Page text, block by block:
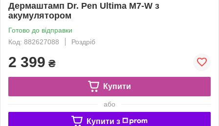
Дермаштамп Dr. Pen Ultima M7-W з
акумулятором
Готово до відправки
Код: 882627088
Роздріб
2 399 ₴
Купити
або
Купити з